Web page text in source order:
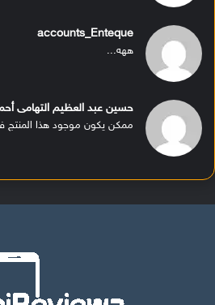
accounts_Enteque
ههه...
حسين عبد العظيم التهامى
ممكن يكون موجود هذا المنتج